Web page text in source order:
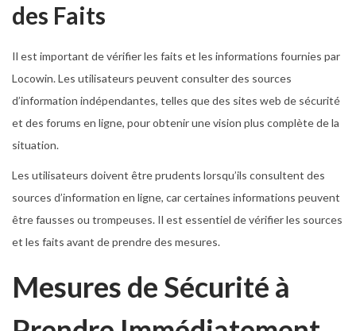
des Faits
Il est important de vérifier les faits et les informations fournies par
Locowin. Les utilisateurs peuvent consulter des sources
d’information indépendantes, telles que des sites web de sécurité
et des forums en ligne, pour obtenir une vision plus complète de la
situation.
Les utilisateurs doivent être prudents lorsqu’ils consultent des
sources d’information en ligne, car certaines informations peuvent
être fausses ou trompeuses. Il est essentiel de vérifier les sources
et les faits avant de prendre des mesures.
Mesures de Sécurité à